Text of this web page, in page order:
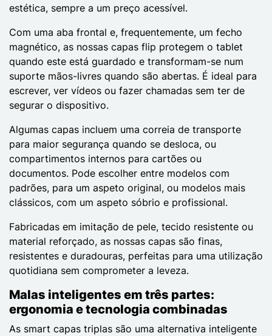
estética, sempre a um preço acessível.
Com uma aba frontal e, frequentemente, um fecho
magnético, as nossas capas flip protegem o tablet
quando este está guardado e transformam-se num
suporte mãos-livres quando são abertas. É ideal para
escrever, ver vídeos ou fazer chamadas sem ter de
segurar o dispositivo.
Algumas capas incluem uma correia de transporte
para maior segurança quando se desloca, ou
compartimentos internos para cartões ou
documentos. Pode escolher entre modelos com
padrões, para um aspeto original, ou modelos mais
clássicos, com um aspeto sóbrio e profissional.
Fabricadas em imitação de pele, tecido resistente ou
material reforçado, as nossas capas são finas,
resistentes e duradouras, perfeitas para uma utilização
quotidiana sem comprometer a leveza.
Malas inteligentes em três partes:
ergonomia e tecnologia combinadas
As smart capas triplas são uma alternativa inteligente